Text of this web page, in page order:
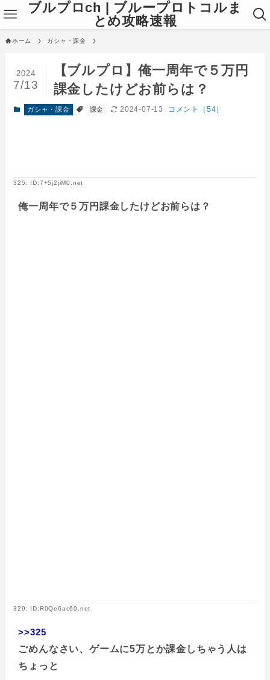
ブルプロch | ブループロトコルま
とめ攻略速報
ホーム ガシャ・課金
【ブルプロ】俺一周年で５万円
課金したけどお前らは？
2024
7/13
ガシャ・課金 課金 2024-07-13 コメント（54）
325: ID:7+5j2jiM0.net
俺一周年で５万円課金したけどお前らは？
329: ID:R0Qe6ac60.net
>>325
ごめんなさい、ゲームに5万とか課金しちゃう人は
ちょっと